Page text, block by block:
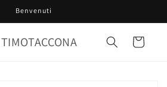
Benvenuti
Carrello